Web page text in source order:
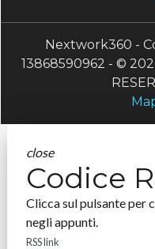
Nextwork360 -
13868590962 - ©
close
Codice
Clicca sul pulsante per
negli appunti.
RSS link